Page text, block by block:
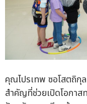
คุณไปรเทพ ซอโสตถิกุ
สำคัญที่ช่วยเปิดโอกาส